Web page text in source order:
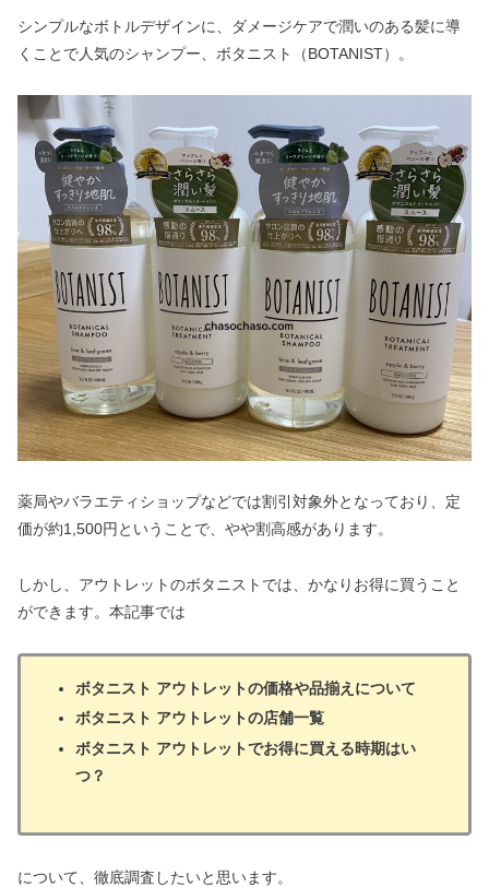
シンプルなボトルデザインに、ダメージケアで潤いのある髪に導
くことで人気のシャンプー、ボタニスト（BOTANIST）。
薬局やバラエティショップなどでは割引対象外となっており、定
価が約1,500円ということで、やや割高感があります。
しかし、アウトレットのボタニストでは、かなりお得に買うこと
ができます。本記事では
ボタニスト アウトレットの価格や品揃えについて
ボタニスト アウトレットの店舗一覧
ボタニスト アウトレットでお得に買える時期はい
つ？
について、徹底調査したいと思います。